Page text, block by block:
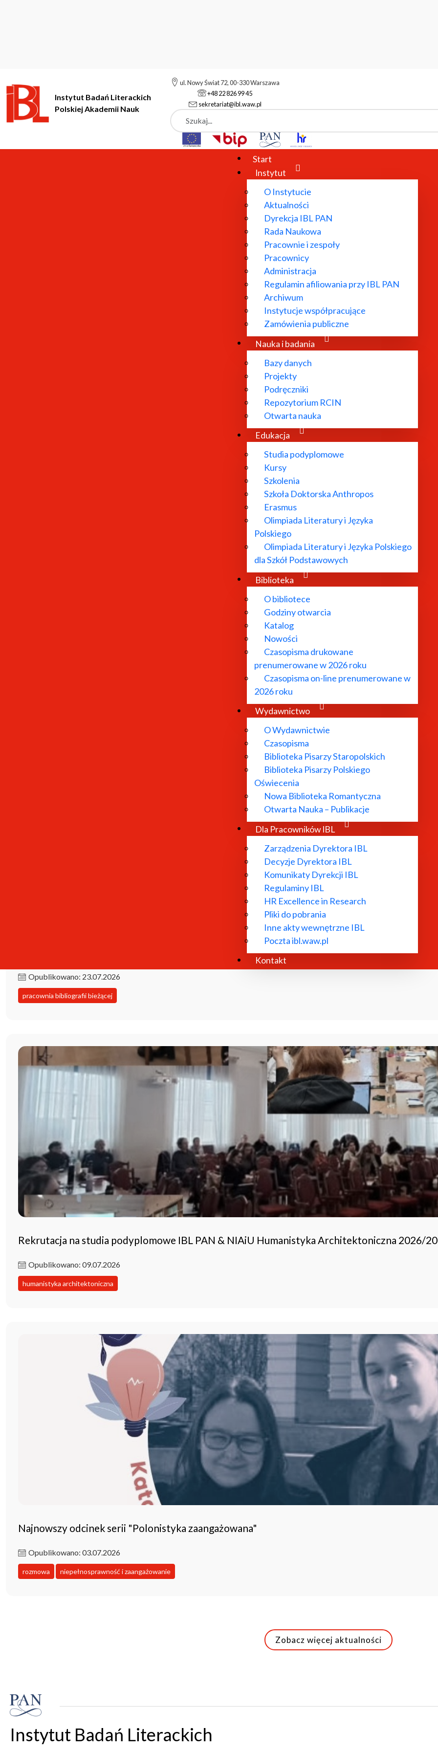
Instytut Badań Literackich
Polskiej Akademii Nauk
ul. Nowy Świat 72, 00-330 Warszawa
+48 22 826 99 45
sekretariat@ibl.waw.pl
Szukaj
Start
Instytut
O Instytucie
Aktualności
Dyrekcja IBL PAN
Rada Naukowa
Pracownie i zespoły
Pracownicy
Administracja
Regulamin afiliowania przy IBL PAN
Archiwum
Instytucje współpracujące
Zamówienia publiczne
Nauka i badania
Bazy danych
Projekty
Podręczniki
Repozytorium RCIN
Otwarta nauka
Edukacja
Studia podyplomowe
Kursy
Szkolenia
Szkoła Doktorska Anthropos
Erasmus
Olimpiada Literatury i Języka
Polskiego
Olimpiada Literatury i Języka Polskiego
dla Szkół Podstawowych
Biblioteka
O bibliotece
Godziny otwarcia
Katalog
Nowości
Czasopisma drukowane
prenumerowane w 2026 roku
Czasopisma on-line prenumerowane w
2026 roku
Wydawnictwo
O Wydawnictwie
Czasopisma
Biblioteka Pisarzy Staropolskich
Biblioteka Pisarzy Polskiego
Oświecenia
Nowa Biblioteka Romantyczna
Otwarta Nauka – Publikacje
Dla Pracowników IBL
Zarządzenia Dyrektora IBL
Decyzje Dyrektora IBL
Komunikaty Dyrekcji IBL
Regulaminy IBL
HR Excellence in Research
Pliki do pobrania
Inne akty wewnętrzne IBL
Poczta ibl.waw.pl
Kontakt
Instytut Badań Literackich PAN został powołany w
prowadzonych w Instytucie jest historia literatury
polskiej, a także rozbudowane prace bibliograficzne i
dokumentacyjne, leksykograficzne oraz edytorskie.
Opublikowano: 23.07.2026
pracownia bibliografii bieżącej
Rekrutacja na studia podyplomowe IBL PAN & NIAiU Humanistyka Architektoniczna 2026/
Opublikowano: 09.07.2026
humanistyka architektoniczna
Najnowszy odcinek serii "Polonistyka zaangażowana"
Opublikowano: 03.07.2026
rozmowa niepełnosprawność i zaangażowanie
Zobacz więcej aktualności
Instytut Badań Literackich